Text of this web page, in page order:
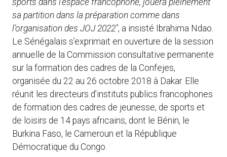
sports dans l’espace francophone, jouera pleinement
sa partition dans la préparation comme dans
l’organisation des JOJ 2022″, a insisté Ibrahima Ndao.
Le Sénégalais s’exprimait en ouverture de la session
annuelle de la Commission consultative permanente
sur la formation des cadres de la Confejes,
organisée du 22 au 26 octobre 2018 à Dakar. Elle
réunit les directeurs d’instituts publics francophones
de formation des cadres de jeunesse, de sports et
de loisirs de 14 pays africains, dont le Bénin, le
Burkina Faso, le Cameroun et la République
Démocratique du Congo.